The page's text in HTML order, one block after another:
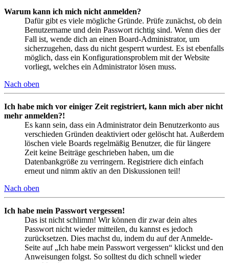
Warum kann ich mich nicht anmelden?
Dafür gibt es viele mögliche Gründe. Prüfe zunächst, ob dein
Benutzername und dein Passwort richtig sind. Wenn dies der
Fall ist, wende dich an einen Board-Administrator, um
sicherzugehen, dass du nicht gesperrt wurdest. Es ist ebenfalls
möglich, dass ein Konfigurationsproblem mit der Website
vorliegt, welches ein Administrator lösen muss.
Nach oben
Ich habe mich vor einiger Zeit registriert, kann mich aber nicht
mehr anmelden?!
Es kann sein, dass ein Administrator dein Benutzerkonto aus
verschieden Gründen deaktiviert oder gelöscht hat. Außerdem
löschen viele Boards regelmäßig Benutzer, die für längere
Zeit keine Beiträge geschrieben haben, um die
Datenbankgröße zu verringern. Registriere dich einfach
erneut und nimm aktiv an den Diskussionen teil!
Nach oben
Ich habe mein Passwort vergessen!
Das ist nicht schlimm! Wir können dir zwar dein altes
Passwort nicht wieder mitteilen, du kannst es jedoch
zurücksetzen. Dies machst du, indem du auf der Anmelde-
Seite auf „Ich habe mein Passwort vergessen“ klickst und den
Anweisungen folgst. So solltest du dich schnell wieder